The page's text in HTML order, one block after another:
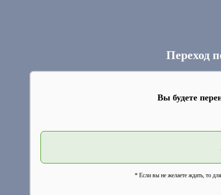
Переход
Вы будете
* Если вы не желаете ждать, то